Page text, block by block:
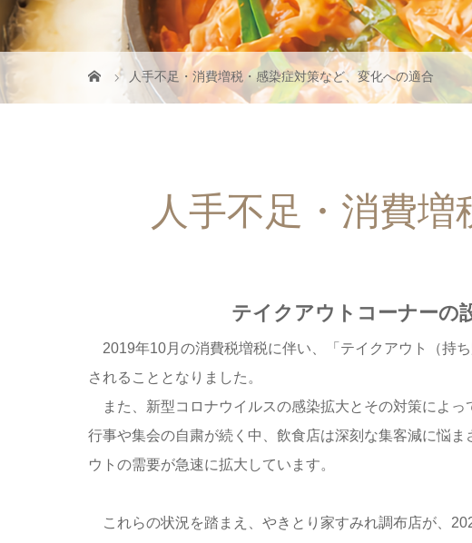
人手不足・消費増税・感染症対策など、変化への適合
人手不足・消費
テイクアウトコーナーの
2019年10月の消費税増税に伴い、「テイクアウト（持
されることとなりました。
また、新型コロナウイルスの感染拡大とその対策によっ
行事や集会の自粛が続く中、飲食店は深刻な集客減に悩
ウトの需要が急速に拡大しています。
これらの状況を踏まえ、やきとり家すみれ調布店が、